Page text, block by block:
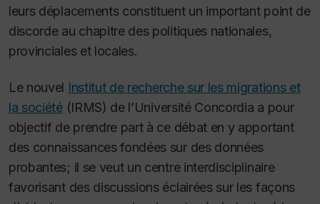
leurs déplacements constituent un important point de
discorde au chapitre des politiques nationales,
provinciales et locales.
Le nouvel Institut de recherche sur les migrations et
la société(IRMS) de l’Université Concordia a pour
objectif de prendre part à ce débat en y apportant
des connaissances fondées sur des données
probantes; il se veut un centre interdisciplinaire
favorisant des discussions éclairées sur les façons